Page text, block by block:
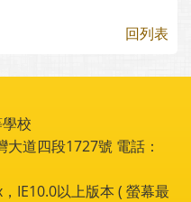
回列表
校
道四段1727號 電話：
IE10.0以上版本 ( 螢幕最